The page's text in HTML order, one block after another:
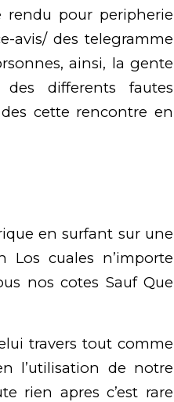
pour peripherie
avis/des telegramme
ainsi, la gente
differents fautes
cette rencontre en
en surfant sur une
Los cuales n’importe
nos cotes Sauf Que
travers tout comme
l’utilisation de notre
rien apres c’est rare